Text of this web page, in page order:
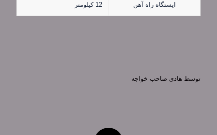
ایستگاه راه آهن 12 کیلومتر
توسط هادی صاحب خواجه